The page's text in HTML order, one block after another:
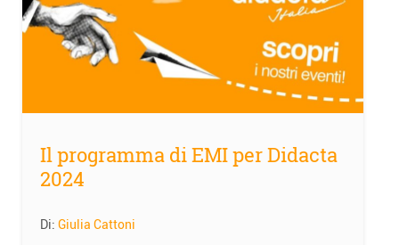
Il programma di EMI per Didacta
2024
Di: Giulia Cattoni